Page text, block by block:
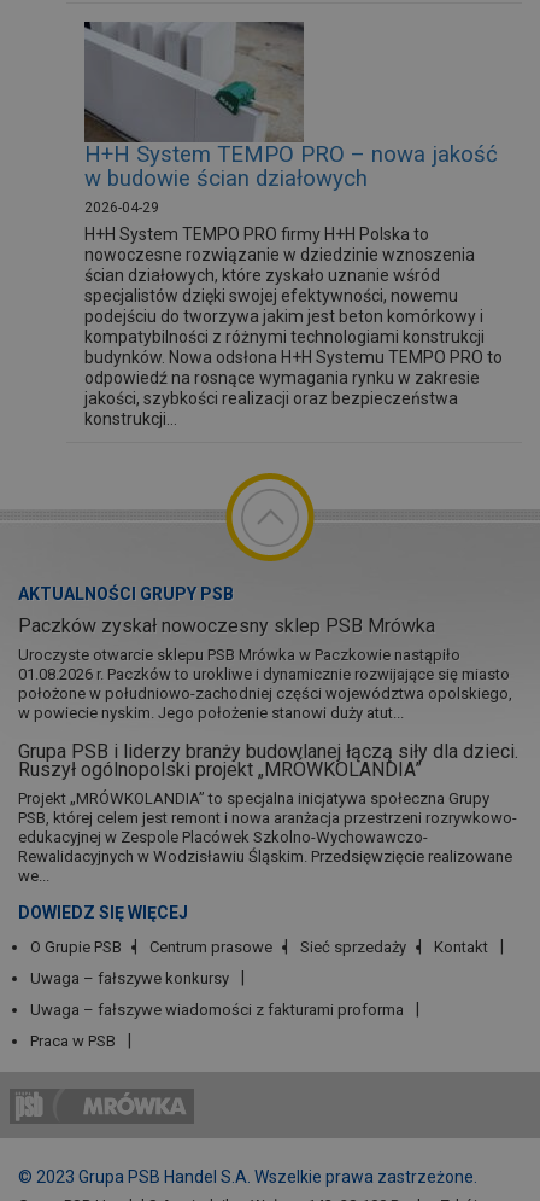
H+H System TEMPO PRO – nowa jakość
w budowie ścian działowych
2026-04-29
H+H System TEMPO PRO firmy H+H Polska to
nowoczesne rozwiązanie w dziedzinie wznoszenia
ścian działowych, które zyskało uznanie wśród
specjalistów dzięki swojej efektywności, nowemu
podejściu do tworzywa jakim jest beton komórkowy i
kompatybilności z różnymi technologiami konstrukcji
budynków. Nowa odsłona H+H Systemu TEMPO PRO to
odpowiedź na rosnące wymagania rynku w zakresie
jakości, szybkości realizacji oraz bezpieczeństwa
konstrukcji...
AKTUALNOŚCI GRUPY PSB
Paczków zyskał nowoczesny sklep PSB Mrówka
Uroczyste otwarcie sklepu PSB Mrówka w Paczkowie nastąpiło
01.08.2026 r. Paczków to urokliwe i dynamicznie rozwijające się miasto
położone w południowo-zachodniej części województwa opolskiego,
w powiecie nyskim. Jego położenie stanowi duży atut...
Grupa PSB i liderzy branży budowlanej łączą siły dla dzieci.
Ruszył ogólnopolski projekt „MRÓWKOLANDIA”
Projekt „MRÓWKOLANDIA” to specjalna inicjatywa społeczna Grupy
PSB, której celem jest remont i nowa aranżacja przestrzeni rozrywkowo-
edukacyjnej w Zespole Placówek Szkolno-Wychowawczo-
Rewalidacyjnych w Wodzisławiu Śląskim. Przedsięwzięcie realizowane
we...
DOWIEDZ SIĘ WIĘCEJ
O Grupie PSB Centrum prasowe Sieć sprzedaży
Kontakt
Uwaga – fałszywe konkursy
Uwaga – fałszywe wiadomości z fakturami proforma
Praca w PSB
© 2023 Grupa PSB Handel S.A. Wszelkie prawa zastrzeżone.